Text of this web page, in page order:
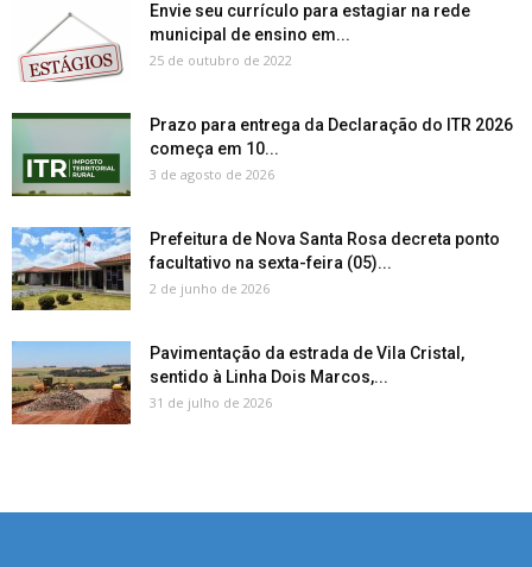
Envie seu currículo para estagiar na rede
municipal de ensino em...
25 de outubro de 2022
Prazo para entrega da Declaração do ITR 2026
começa em 10...
3 de agosto de 2026
Prefeitura de Nova Santa Rosa decreta ponto
facultativo na sexta-feira (05)...
2 de junho de 2026
Pavimentação da estrada de Vila Cristal,
sentido à Linha Dois Marcos,...
31 de julho de 2026